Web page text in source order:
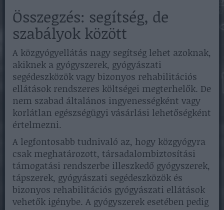
Összegzés: segítség, de
szabályok között
A közgyógyellátás nagy segítség lehet azoknak,
akiknek a gyógyszerek, gyógyászati
segédeszközök vagy bizonyos rehabilitációs
ellátások rendszeres költségei megterhelők. De
nem szabad általános ingyenességként vagy
korlátlan egészségügyi vásárlási lehetőségként
értelmezni.
A legfontosabb tudnivaló az, hogy közgyógyra
csak meghatározott, társadalombiztosítási
támogatási rendszerbe illeszkedő gyógyszerek,
tápszerek, gyógyászati segédeszközök és
bizonyos rehabilitációs gyógyászati ellátások
vehetők igénybe. A gyógyszerek esetében pedig